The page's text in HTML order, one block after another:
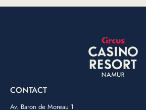
CONTACT
Av. Baron de Moreau 1